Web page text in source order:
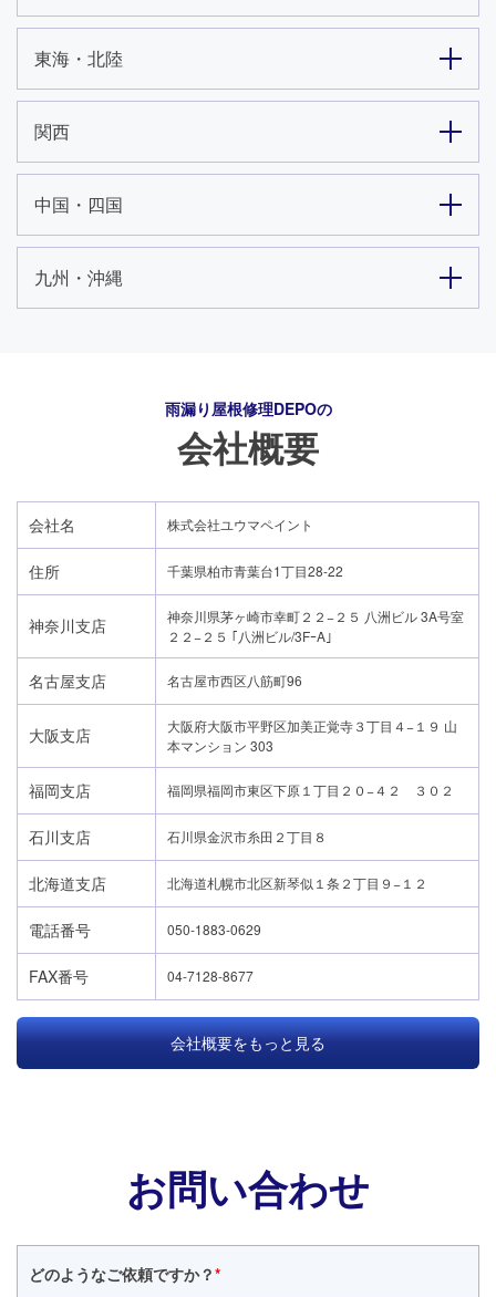
東海・北陸
関西
中国・四国
九州・沖縄
雨漏り屋根修理DEPOの
会社概要
会社名 株式会社ユウマペイント
住所 千葉県柏市青葉台1丁目28-22
神奈川支店
神奈川県茅ヶ崎市幸町２２−２５ 八洲ビル 3A号室
２２−２５ ｢八洲ビル/3FｰA｣
名古屋支店 名古屋市西区八筋町96
大阪支店
大阪府大阪市平野区加美正覚寺３丁目４−１９ 山
本マンション 303
福岡支店 福岡県福岡市東区下原１丁目２０−４２ ３０２
石川支店 石川県金沢市糸田２丁目８
北海道支店 北海道札幌市北区新琴似１条２丁目９−１２
電話番号 050-1883-0629
FAX番号 04-7128-8677
会社概要をもっと見る
お問い合わせ
どのようなご依頼ですか？*